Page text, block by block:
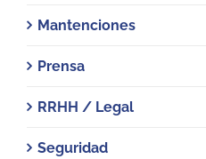
Mantenciones
Prensa
RRHH / Legal
Seguridad